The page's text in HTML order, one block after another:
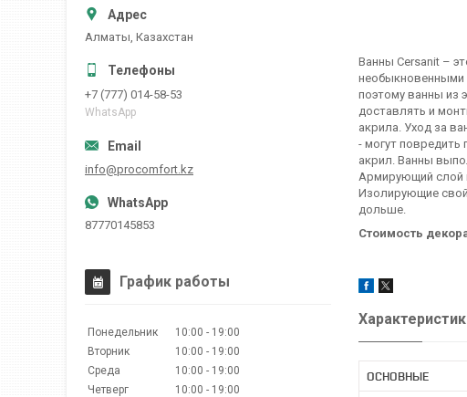
Ванны Cersanit –
необыкновенными
поэтому ванны из
доставлять и
акрила. Уход за
- могут повредить
акрил. Ванны
Армирующий слой
Изолирующие
дольше.
​Стоимость
ОСНОВНЫЕ
Алматы, Казахстан
+7 (777) 014-58-53
WhatsApp
info@procomfort.kz
87770145853
График работы
Понедельник 10:00
19:00
Вторник
10:00
19:00
Среда
10:00
19:00
Четверг
10:00
19:00